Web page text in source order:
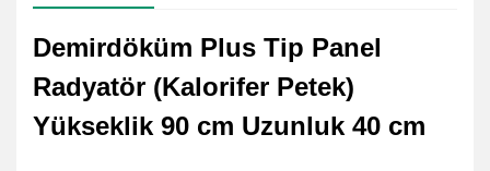
Demirdöküm Plus Tip Panel
Radyatör (Kalorifer Petek)
Yükseklik 90 cm Uzunluk 40 cm